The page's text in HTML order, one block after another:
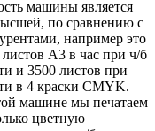
машины является
по сравнению с
например это
листов А3 в час при ч/б
и 3500 листов при
в 4 краски CMYK.
машине мы печатаем
цветную